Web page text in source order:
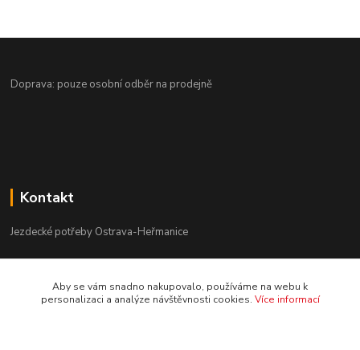
Doprava: pouze osobní odběr na prodejně
Kontakt
Jezdecké potřeby Ostrava-Heřmanice
Po-Pá 9:30 - 17:30
Aby se vám snadno nakupovalo, používáme na webu k
personalizaci a analýze návštěvnosti cookies. Více informací